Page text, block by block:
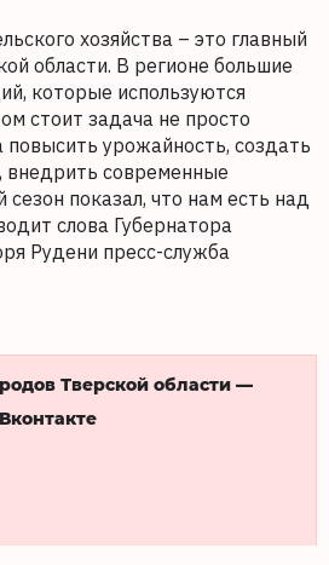
хозяйства – это главный
области. В регионе большие
которые используются
стоит задача не просто
урожайность, создать
внедрить современные
сезон показал, что нам есть над
слова Губернатора
Рудени пресс-служба
Тверской области —